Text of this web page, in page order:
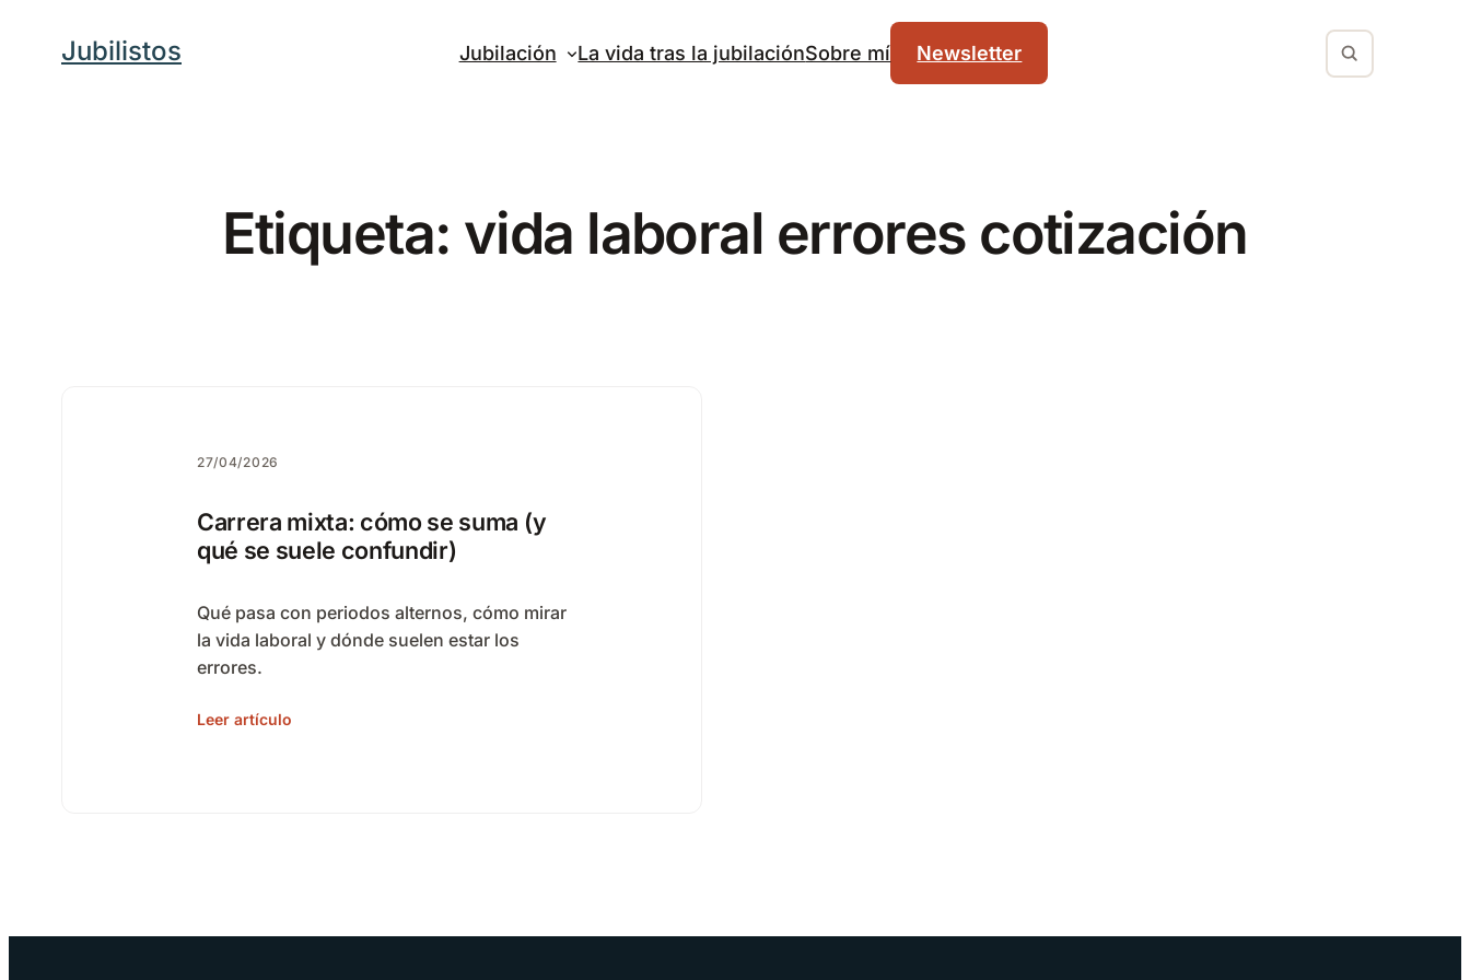
Jubilistos Jubilación La vida tras la jubilaciónSobre mí Newsletter
Etiqueta: vida laboral errores cotización
27/04/2026
Carrera mixta: cómo se suma (y
qué se suele confundir)
Qué pasa con periodos alternos, cómo mirar
la vida laboral y dónde suelen estar los
errores.
Leer artículo